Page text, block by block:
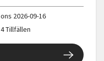
ons 2026-09-16
4 Tillfällen